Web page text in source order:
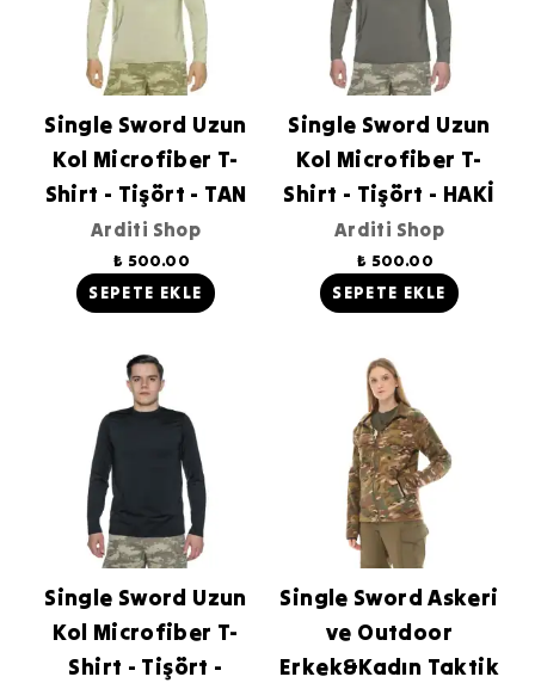
Single Sword Uzun
Kol Microfiber T-
Shirt - Tişört - TAN
Arditi Shop
₺ 500.00
SEPETE EKLE
Single Sword Uzun
Kol Microfiber T-
Shirt - Tişört - HAKİ
Arditi Shop
₺ 500.00
SEPETE EKLE
Single Sword Uzun
Kol Microfiber T-
Shirt - Tişört -
Single Sword Askeri
ve Outdoor
Erkek&Kadın Taktik